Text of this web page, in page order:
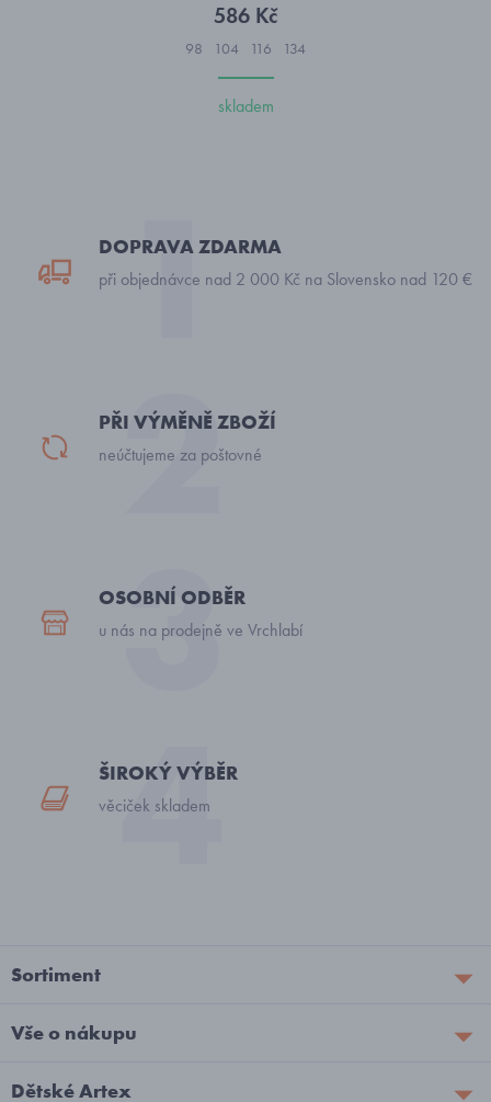
586 Kč
98 104 116 134
skladem
DOPRAVA ZDARMA
při objednávce nad 2 000 Kč na Slovensko nad 120 €
PŘI VÝMĚNĚ ZBOŽÍ
neúčtujeme za poštovné
OSOBNÍ ODBĚR
u nás na prodejně ve Vrchlabí
ŠIROKÝ VÝBĚR
věciček skladem
Sortiment
Vše o nákupu
Dětské Artex